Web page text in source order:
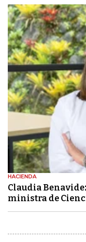
HACIENDA
Claudia
ministra de